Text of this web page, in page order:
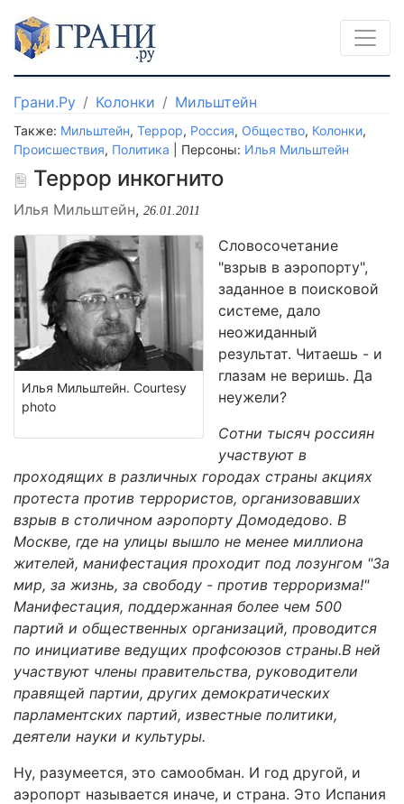
Грани.Ру Колонки Мильштейн
Также: Мильштейн, Террор, Россия, Общество, Колонки,
Происшествия, Политика | Персоны: Илья Мильштейн
Террор инкогнито
Илья Мильштейн, 26.01.2011
Илья Мильштейн. Courtesy
photo
Словосочетание
"взрыв в аэропорту",
заданное в поисковой
системе, дало
неожиданный
результат. Читаешь - и
глазам не веришь. Да
неужели?
Сотни тысяч россиян
участвуют в
проходящих в различных городах страны акциях
протеста против террористов, организовавших
взрыв в столичном аэропорту Домодедово. В
Москве, где на улицы вышло не менее миллиона
жителей, манифестация проходит под лозунгом "За
мир, за жизнь, за свободу - против терроризма!"
Манифестация, поддержанная более чем 500
партий и общественных организаций, проводится
по инициативе ведущих профсоюзов страны.В ней
участвуют члены правительства, руководители
правящей партии, других демократических
парламентских партий, известные политики,
деятели науки и культуры.
Ну, разумеется, это самообман. И год другой, и
аэропорт называется иначе, и страна. Это Испания